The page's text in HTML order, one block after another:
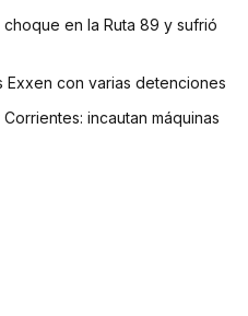
en la Ruta 89 y sufrió
Exxen con varias detenciones
incautan máquinas